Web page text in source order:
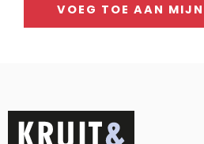
VOEG TOE AAN